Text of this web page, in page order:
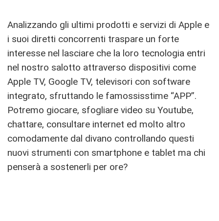
Analizzando gli ultimi prodotti e servizi di Apple e
i suoi diretti concorrenti traspare un forte
interesse nel lasciare che la loro tecnologia entri
nel nostro salotto attraverso dispositivi come
Apple TV, Google TV, televisori con software
integrato, sfruttando le famossisstime “APP”.
Potremo giocare, sfogliare video su Youtube,
chattare, consultare internet ed molto altro
comodamente dal divano controllando questi
nuovi strumenti con smartphone e tablet ma chi
penserà a sostenerli per ore?